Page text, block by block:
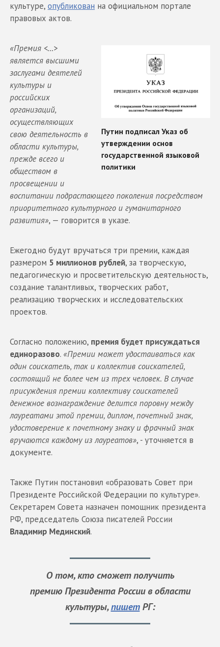
культуре, опубликован на официальном портале
правовых актов.
«Премия <…>
является высшими
заслугами деятелей
культуры и
российских
организаций,
осуществляющих
свою деятельность в
области культуры,
прежде всего и
обществом в
просвещении и
воспитании подрастающего поколения посредством
приоритетного культурного и гуманитарного
развития», — говорится в указе.
Ежегодно будут вручаться три премии, каждая
размером 5 миллионов рублей, за творческую,
педагогическую и просветительскую деятельность,
создание талантливых, творческих работ,
реализацию творческих и исследовательских
проектов.
Согласно положению, премия будет присуждаться
единоразово. «Премии может удостаиваться как
один соискатель, так и коллектив соискателей,
состоящий не более чем из трех человек. В случае
присуждения премии коллективу соискателей
денежное вознаграждение делится поровну между
лауреатами этой премии, диплом, почетный знак,
удостоверение к почетному знаку и фрачный знак
вручаются каждому из лауреатов», - уточняется в
документе.
Также Путин постановил «образовать Совет при
Президенте Российской Федерации по культуре».
Секретарем Совета назначен помощник президента
РФ, председатель Союза писателей России
Владимир Мединский.
О том, кто сможет получить
премию Президента России в области
культуры,пишетРГ: